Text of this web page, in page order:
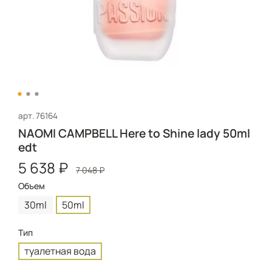
арт.76164
NAOMI CAMPBELL Here to Shine lady 50ml
edt
5 638 ₽
7 048 ₽
Объем
30ml 50ml
Тип
туалетная вода